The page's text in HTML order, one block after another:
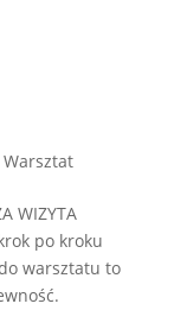
Warsztat
WIZYTA
po kroku
warsztatu to